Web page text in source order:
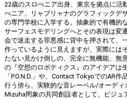
22歳のスロべニア出身、東京を拠点に活
べニア、リャブリャナのグラフィックデ
の専門学校に入学する。抽象的で有機的
サーフェスモデリングへとその表現は変
会で迷走する罪悪感に背中を押されて、
作っているように見えますが、実際には
たない見かけ倒しの、完全に無機能、無
の『空想のロボティクス』のアイデアは
「P.O.N.D.」や、Contact TokyoでのAR
行う傍ら、実験的な音レーベル/オーデ
Mizuha罔象の共同創設者として、ビジュ